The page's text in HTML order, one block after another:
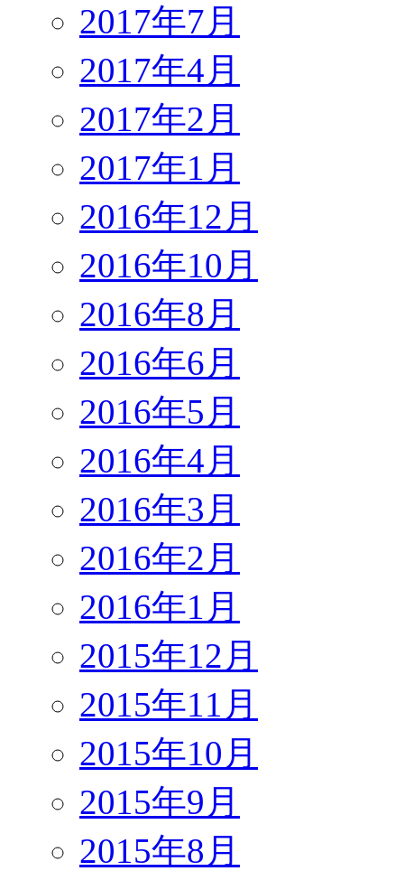
2017年7月
2017年4月
2017年2月
2017年1月
2016年12月
2016年10月
2016年8月
2016年6月
2016年5月
2016年4月
2016年3月
2016年2月
2016年1月
2015年12月
2015年11月
2015年10月
2015年9月
2015年8月